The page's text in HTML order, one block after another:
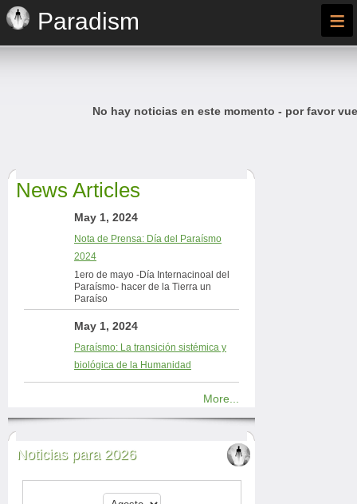
Paradism ≡
No hay noticias en este momento - por favor
News Articles
May 1, 2024
Nota de Prensa: Día del Paraísmo
2024
1ero de mayo -Día Internacinoal del
Paraísmo- hacer de la Tierra un
Paraíso
May 1, 2024
Paraísmo: La transición sistémica y
biológica de la Humanidad
More...
Noticias para 2026